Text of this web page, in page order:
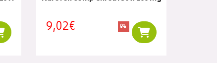
Ajouter au panier9,02€ Ajouter au panier